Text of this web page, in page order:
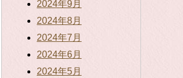
2024年9月
2024年8月
2024年7月
2024年6月
2024年5月